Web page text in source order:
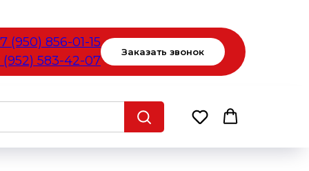
(950) 856-01-15
(952) 583-42-07
Заказать звонок